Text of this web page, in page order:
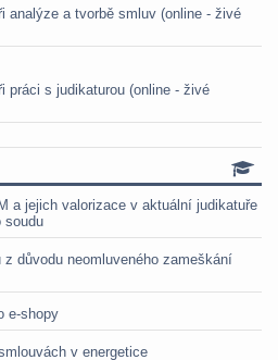
analýze a tvorbě smluv (online - živé
práci s judikaturou (online - živé
a jejich valorizace v aktuální judikatuře
soudu
důvodu neomluveného zameškání
e-shopy
v energetice